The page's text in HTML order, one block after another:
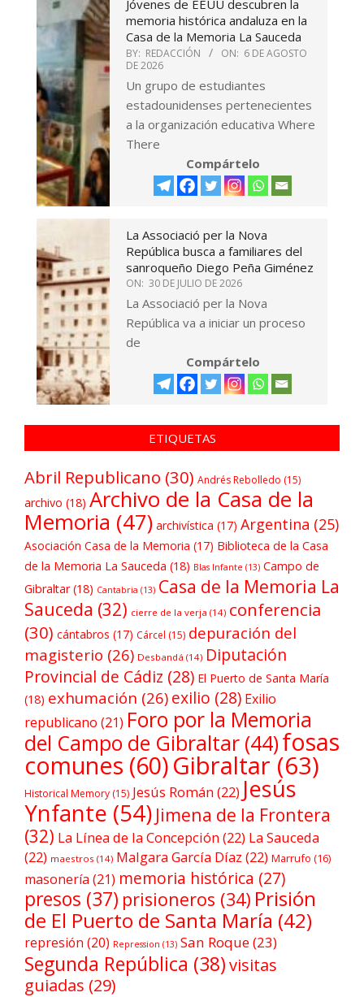
Jóvenes de EEUU descubren la
memoria histórica andaluza en la
Casa de la Memoria La Sauceda
BY: REDACCIÓN ON: 6 DE AGOSTO
DE 2026
Un grupo de estudiantes
estadounidenses pertenecientes
a la organización educativa Where
There
Compártelo
La Associació per la Nova
República busca a familiares del
sanroqueño Diego Peña Giménez
ON: 30 DE JULIO DE 2026
La Associació per la Nova
República va a iniciar un proceso
de
Compártelo
ETIQUETAS
Abril Republicano (30) Andrés Rebolledo (15)
archivo (18) Archivo de la Casa de la
Memoria (47) archivística (17) Argentina (25)
Asociación Casa de la Memoria (17) Biblioteca de la Casa
de la Memoria La Sauceda (18) Blas Infante (13) Campo de
Gibraltar(18) Cantabria (13) Casa de la Memoria La
Sauceda (32) cierre de la verja (14) conferencia
(30) cántabros (17) Cárcel (15) depuración del
magisterio (26) Desbandá (14) Diputación
Provincial de Cádiz (28) El Puerto de Santa María
(18) exhumación (26) exilio (28) Exilio
republicano (21) Foro por la Memoria
del Campo de Gibraltar (44)fosas
comunes (60)Gibraltar(63)
Historical Memory (15) Jesús Román(22) Jesús
Ynfante (54) Jimena de la Frontera
(32) La Línea de la Concepción(22) La Sauceda
(22) maestros (14) Malgara García Díaz (22) Marrufo (16)
masonería (21) memoria histórica (27)
presos (37) prisioneros (34) Prisión
de El Puerto de Santa María (42)
represión (20) Repression (13) San Roque(23)
Segunda República (38)visitas
guiadas (29)